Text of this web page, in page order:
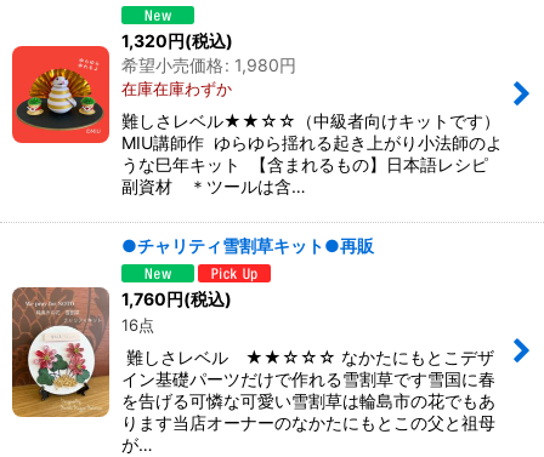
1,320円(税込)
希望小売価格: 1,980円
在庫在庫わずか
難しさレベル★★☆☆（中級者向けキットです）
MIU講師作 ゆらゆら揺れる起き上がり小法師のよ
うな巳年キット 【含まれるもの】日本語レシピ
副資材 ＊ツールは含…
●チャリティ雪割草キット●再販
1,760円(税込)
16点
難しさレベル ★★☆☆☆ なかたにもとこデザ
イン基礎パーツだけで作れる雪割草です雪国に春
を告げる可憐な可愛い雪割草は輪島市の花でもあ
ります当店オーナーのなかたにもとこの父と祖母
が…